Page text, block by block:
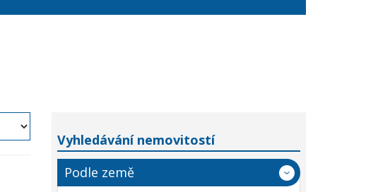
Vyhledávání nemovitostí
Podle země